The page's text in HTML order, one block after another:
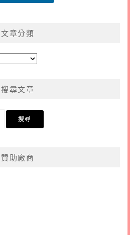
文章分類
搜尋文章
贊助廠商